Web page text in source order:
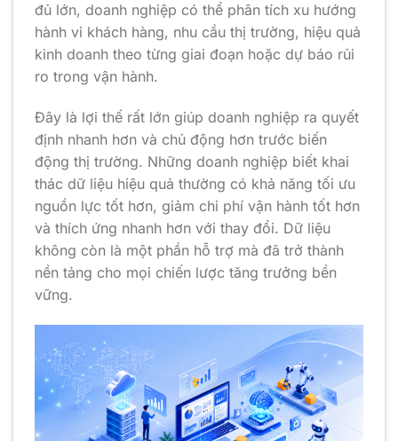
đủ lớn, doanh nghiệp có thể phân tích xu hướng
hành vi khách hàng, nhu cầu thị trường, hiệu quả
kinh doanh theo từng giai đoạn hoặc dự báo rủi
ro trong vận hành.
Đây là lợi thế rất lớn giúp doanh nghiệp ra quyết
định nhanh hơn và chủ động hơn trước biến
động thị trường. Những doanh nghiệp biết khai
thác dữ liệu hiệu quả thường có khả năng tối ưu
nguồn lực tốt hơn, giảm chi phí vận hành tốt hơn
và thích ứng nhanh hơn với thay đổi. Dữ liệu
không còn là một phần hỗ trợ mà đã trở thành
nền tảng cho mọi chiến lược tăng trưởng bền
vững.